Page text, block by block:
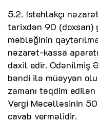
5.2. İstehlakçı
tarixdən 90 (doxsan)
məbləğinin
nəzarət-kassa
daxil edir. Ödənilmiş
bəndi ilə müəyyən
zamanı təqdim
Vergi Məcəlləsinin
cavab verməlidir.